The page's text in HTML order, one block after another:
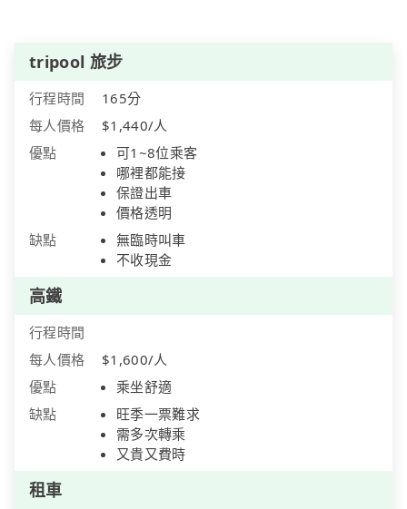
tripool 旅步
行程時間
165分
每人價格
$1,440/人
優點
可1~8位乘客
哪裡都能接
保證出車
價格透明
缺點
無臨時叫車
不收現金
高鐵
行程時間
每人價格
$1,600/人
優點
乘坐舒適
缺點
旺季一票難求
需多次轉乘
又貴又費時
租車